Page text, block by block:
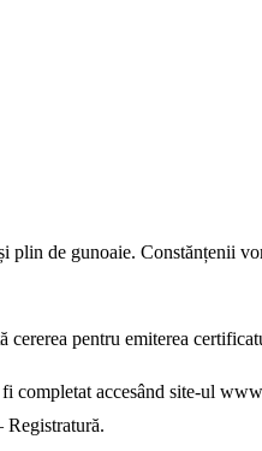
de gunoaie. Constănțenii
pentru emiterea
accesând site-ul
Registratură.